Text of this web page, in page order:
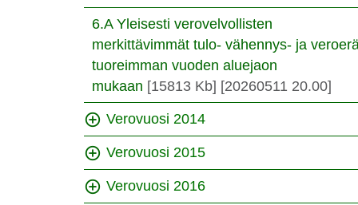
6.A Yleisesti verovelvollisten
merkittävimmät tulo- vähennys- ja
tuoreimman vuoden aluejaon
mukaan [15813 Kb] [20260511 20.00]
Verovuosi 2014
Verovuosi 2015
Verovuosi 2016